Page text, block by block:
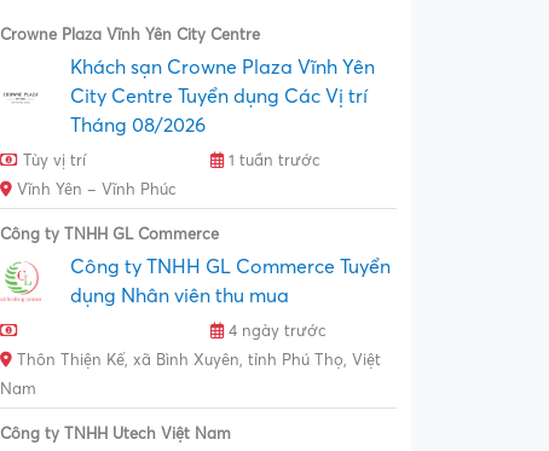
Crowne Plaza Vĩnh Yên City Centre
Khách sạn Crowne Plaza Vĩnh Yên
City Centre Tuyển dụng Các Vị trí
Tháng 08/2026
Tùy vị trí
1 tuần trước
Vĩnh Yên – Vĩnh Phúc
Công ty TNHH GL Commerce
Công ty TNHH GL Commerce Tuyển
dụng Nhân viên thu mua
4 ngày trước
Thôn Thiện Kế, xã Bình Xuyên, tỉnh Phú Thọ, Việt
Nam
Công ty TNHH Utech Việt Nam